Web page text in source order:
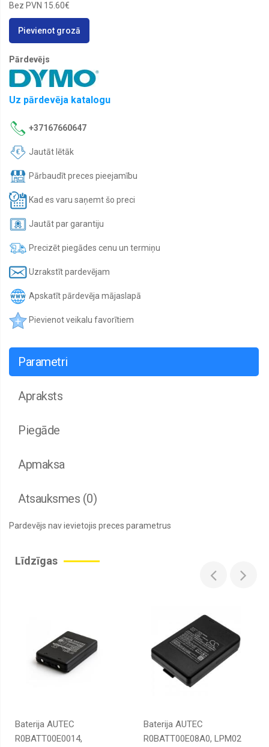
Bez PVN 15.60€
Pievienot grozā
Pārdevējs
Uz pārdevēja katalogu
+37167660647
Jautāt lētāk
Pārbaudīt preces pieejamību
Kad es varu saņemt šo preci
Jautāt par garantiju
Precizēt piegādes cenu un termiņu
Uzrakstīt pardevējam
Apskatīt pārdevēja mājaslapā
Pievienot veikalu favorītiem
Parametri
Apraksts
Piegāde
Apmaksa
Atsauksmes (0)
Pardevējs nav ievietojis preces parametrus
Līdzīgas
Baterija AUTEC
R0BATT00E0014,
Baterija AUTEC
R0BATT00E08A0, LPM02